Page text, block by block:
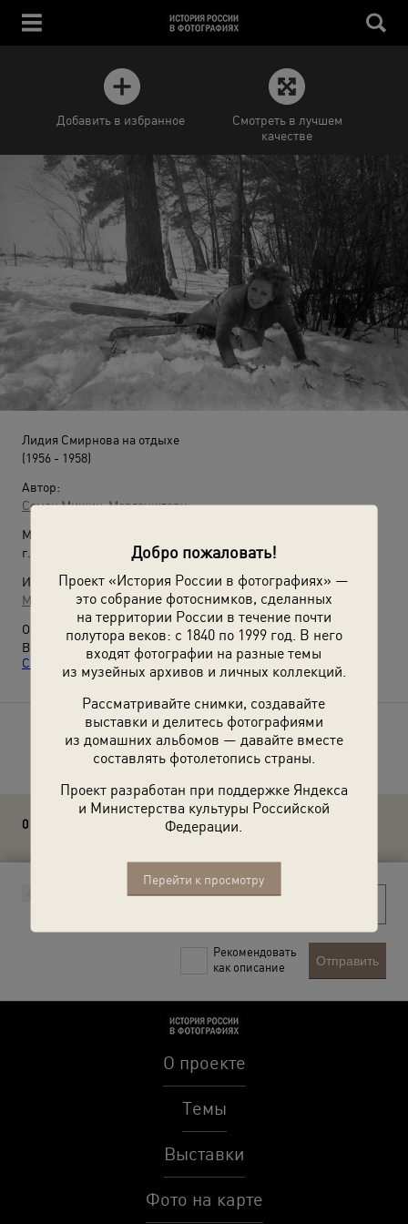
Добро пожаловать!
Проект «История России в фотографиях» —
это собрание фотоснимков, сделанных
на территории России в течение почти
полутора веков: с 1840 по 1999 год. В него
входят фотографии на разные темы
из музейных архивов и личных коллекций.
Рассматривайте снимки, создавайте
выставки и делитесь фотографиями
из домашних альбомов — давайте вместе
составлять фотолетопись страны.
Проект разработан при поддержке Яндекса
и Министерства культуры Российской
Федерации.
Перейти к просмотру
Добавить в избранное
Смотреть в лучшем
качестве
Лидия Смирнова на отдыхе
(1956 - 1958)
Автор:
Семен Мишин-Моргенштерн
Место съемки:
г. Москва
Источники:
МАММ / МДФ
О фотографии:
Выставка
«10 лучших фотографий: "Лыжню!"» , видео
Смирнова. Эпизод из жизни»с этой фотографией.
Расскажите друзьям об этом фото
0 комментариев
Рекомендовать
как описание
Отправить
О проекте
Темы
Выставки
Фото на карте